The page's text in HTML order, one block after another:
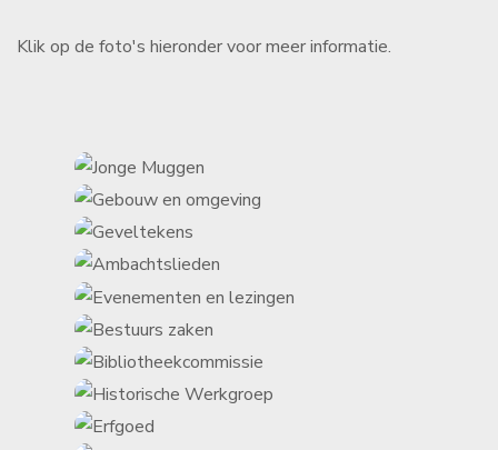
Klik op de foto's hieronder voor meer informatie.